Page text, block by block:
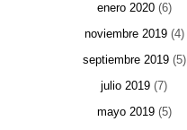
enero 2020(6)
noviembre 2019(4)
septiembre 2019(5)
julio 2019 (7)
mayo 2019(5)